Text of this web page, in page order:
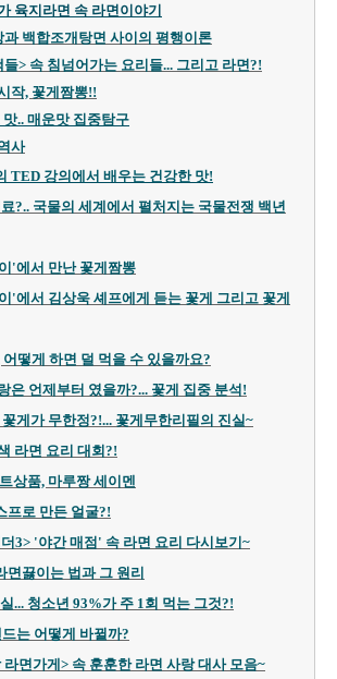
육지라면 속 라면이야기
과 백합조개탕면 사이의 평행이론
들> 속 침넘어가는 요리들... 그리고 라면?!
작, 꽃게짬뽕!!
.. 매운맛 집중탐구
사
TED 강의에서 배우는 건강한 맛!
?.. 국물의 세계에서 펼처지는 국물전쟁 백년
'에서 만난 꽃게짬뽕
'에서 김상욱 셰프에게 듣는 꽃게 그리고 꽃게
떻게 하면 덜 먹을 수 있을까요?
은 언제부터 였을까?... 꽃게 집중 분석!
게가 무한정?!... 꽃게무한리필의 진실~
라면 요리 대회?!
상품, 마루짱 세이멘
프로 만든 얼굴?!
3> '야간 매점' 속 라면 요리 다시보기~
면끓이는 법과 그 원리
... 청소년 93%가 주 1회 먹는 그것?!
는 어떻게 바뀔까?
라면가게> 속 훈훈한 라면 사랑 대사 모음~